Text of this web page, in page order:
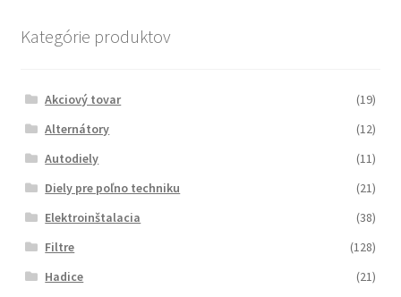
Kategórie produktov
Akciový tovar
(19)
Alternátory
(12)
Autodiely
(11)
Diely pre poľno techniku
(21)
Elektroinštalacia
(38)
Filtre
(128)
Hadice
(21)